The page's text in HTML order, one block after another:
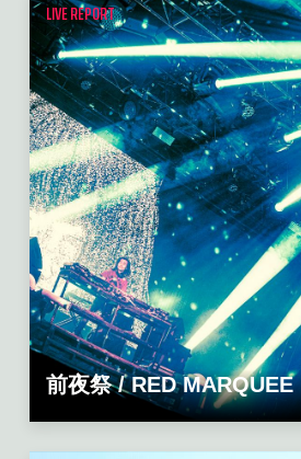
LIVE REPORT
前夜祭 / RED MARQUEE